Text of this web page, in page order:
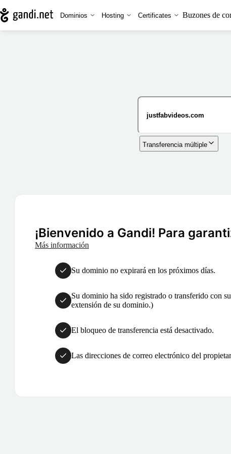
Dominios Hosting Certificates Buzones de
Transferencia múltiple
¡Bienvenido a Gandi! Para
Más información
Su dominio no expirará en los próximos días.
Su dominio ha sido registrado o transferido con
extensión de su dominio.)
El bloqueo de transferencia está desactivado.
Las direcciones de correo electrónico del